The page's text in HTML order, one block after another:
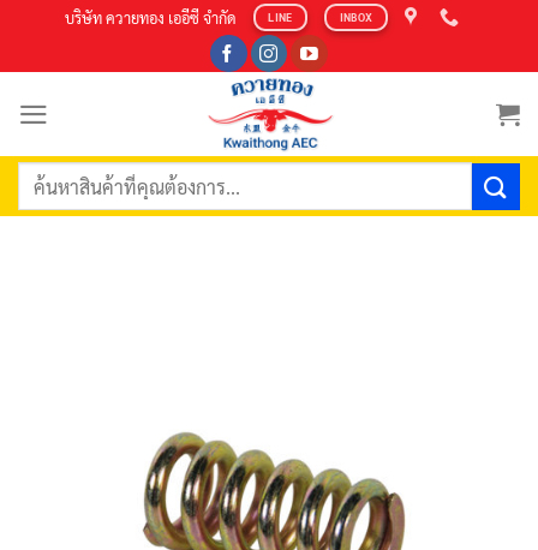
content
บริษัท ควายทอง เออีซี จำกัด LINE INBOX
ค้นหา: